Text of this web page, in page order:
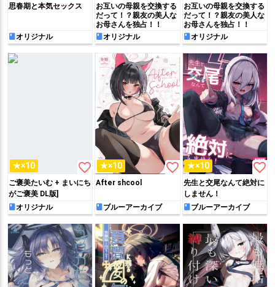
思春期と本気セックス
オリジナル
お互いの母親を交換する
だって！？親友の美人な
お母さんを独占！！
オリジナル
お互いの母親を交換する
だって！？親友の美人な
お母さんを独占！！
オリジナル
★×10 favorite_border
ご褒美たいむ + まいにち
がご褒美 DL版]
オリジナル
★×10 favorite_border
After shcool
ブルーアーカイブ
★×10 favorite_border
先生と交尾なんて絶対に
しません！
ブルーアーカイブ